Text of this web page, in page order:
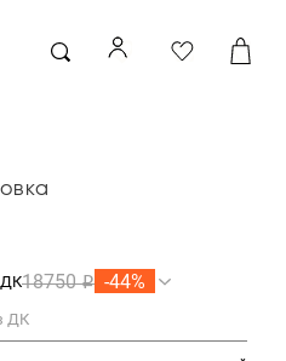
18750 i -44%
ДК